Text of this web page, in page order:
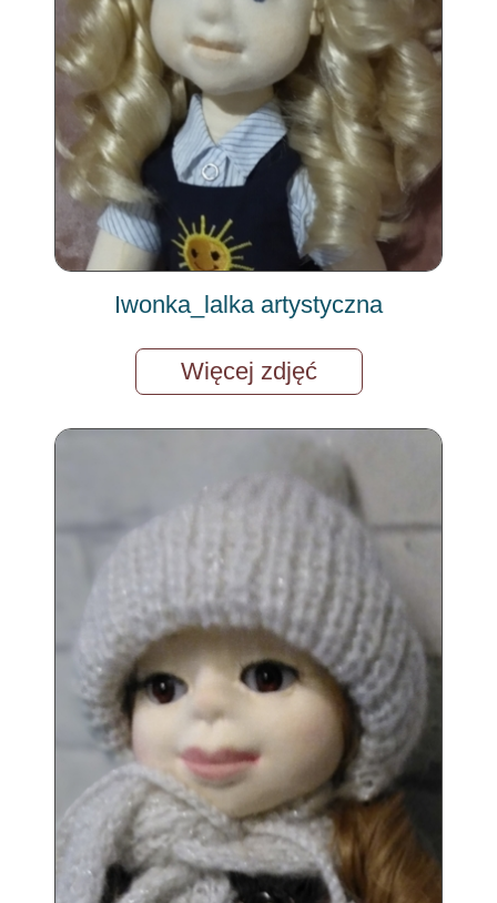
Iwonka_lalka artystyczna
Więcej zdjęć